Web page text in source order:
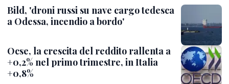
Bild, 'droni russi su nave cargo tedesca
a Odessa, incendio a bordo'
Ocse, la crescita del reddito rallenta a
+0,2% nel primo trimestre, in Italia
+0,8%